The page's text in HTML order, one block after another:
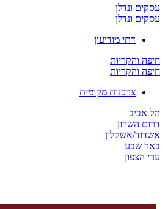
ונדלן
ונדלן
דתי מודיעין
צרכנות מקומית
אשקלון